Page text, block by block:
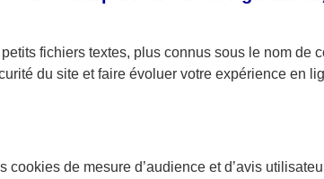
de location (modèle
fichiers textes, plus connus sous le nom de
du site et faire évoluer votre expérience en
cookies de mesure d’audience et d’avis